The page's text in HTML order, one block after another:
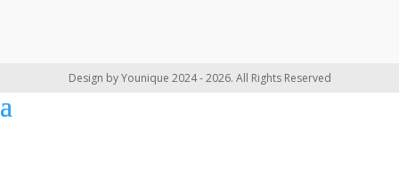
Design by Younique 2024 - 2026. All Rights Reserved